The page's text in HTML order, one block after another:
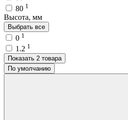
80 1
Высота, мм
Выбрать все
0 1
1.2 1
Показать 2 товара
По умолчанию